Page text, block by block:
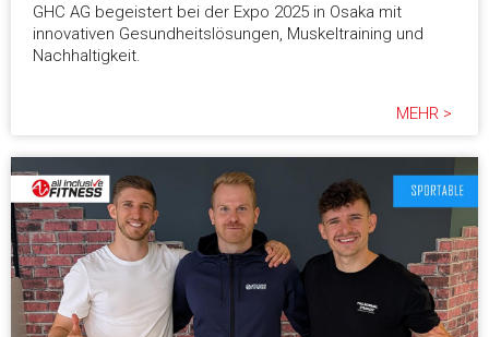
GHC AG begeistert bei der Expo 2025 in Osaka mit
innovativen Gesundheitslösungen, Muskeltraining und
Nachhaltigkeit.
MEHR >